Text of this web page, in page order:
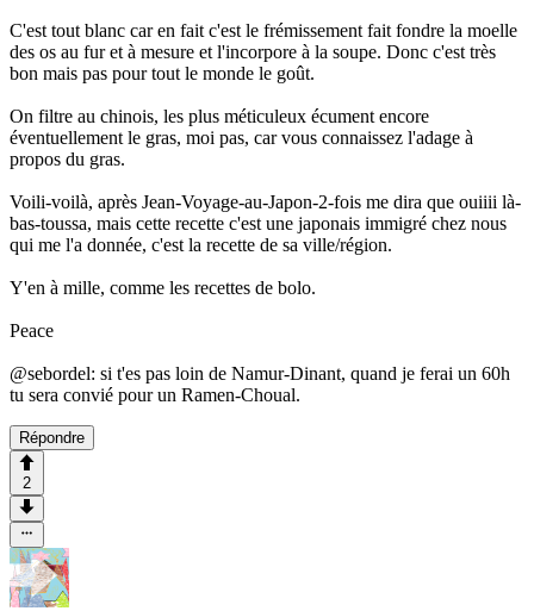
C'est tout blanc car en fait c'est le frémissement fait fondre la moelle
des os au fur et à mesure et l'incorpore à la soupe. Donc c'est très
bon mais pas pour tout le monde le goût.
On filtre au chinois, les plus méticuleux écument encore
éventuellement le gras, moi pas, car vous connaissez l'adage à
propos du gras.
Voili-voilà, après Jean-Voyage-au-Japon-2-fois me dira que ouiiii là-
bas-toussa, mais cette recette c'est une japonais immigré chez nous
qui me l'a donnée, c'est la recette de sa ville/région.
Y'en à mille, comme les recettes de bolo.
Peace
@sebordel: si t'es pas loin de Namur-Dinant, quand je ferai un 60h
tu sera convié pour un Ramen-Choual.
Répondre
2